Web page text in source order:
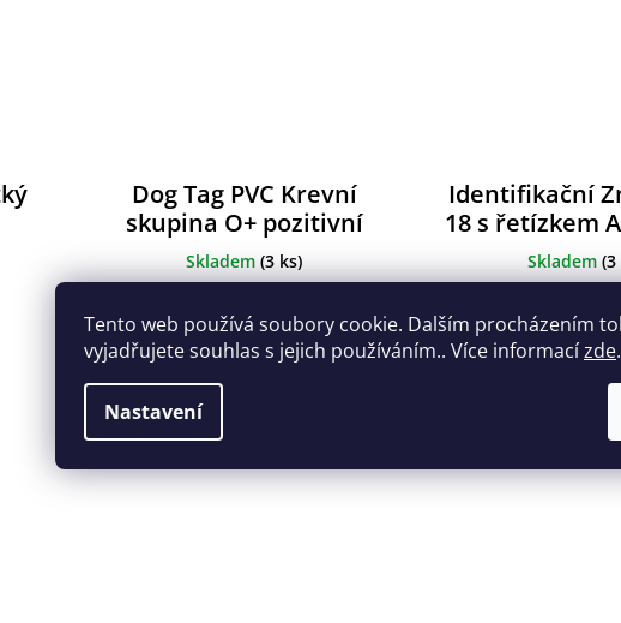
Tento web používá soubory cookie. Dalším procházením
vyjadřujete souhlas s jejich používáním.. Více informacízde.
Nastavení
Dog Tag PVC Krevní
skupina O+ pozitivní
Skladem(3 ks)
145 Kč
Identifikační
18 s řetízkem
Skladem (3
70 Kč